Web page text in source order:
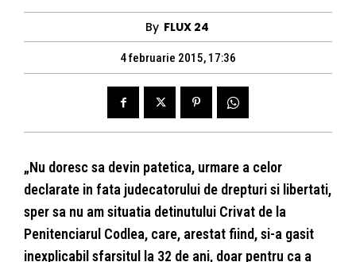
By FLUX 24
4 februarie 2015, 17:36
„Nu doresc sa devin patetica, urmare a celor
declarate in fata judecatorului de drepturi si libertati,
sper sa nu am situatia detinutului Crivat de la
Penitenciarul Codlea, care, arestat fiind, si-a gasit
inexplicabil sfarsitul la 32 de ani, doar pentru ca a